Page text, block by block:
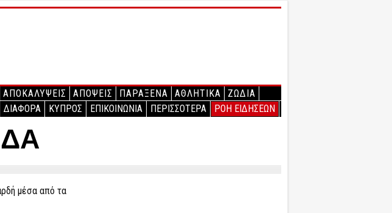
ΑΠΟΚΑΛΥΨΕΙΣ ΑΠΟΨΕΙΣ ΠΑΡΑΞΕΝΑ ΑΘΛΗΤΙΚΑ
ΖΩΔΙΑ
ΔΙΑΦΟΡΑ ΚΥΠΡΟΣ ΕΠΙΚΟΙΝΩΝΙΑ ΠΕΡΙΣΣΟΤΕΡΑ ΡΟΗ ΕΙΔΗΣΕΩΝ